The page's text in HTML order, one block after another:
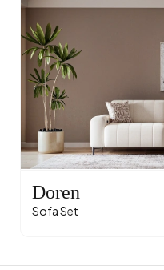
Doren
Sofa Set